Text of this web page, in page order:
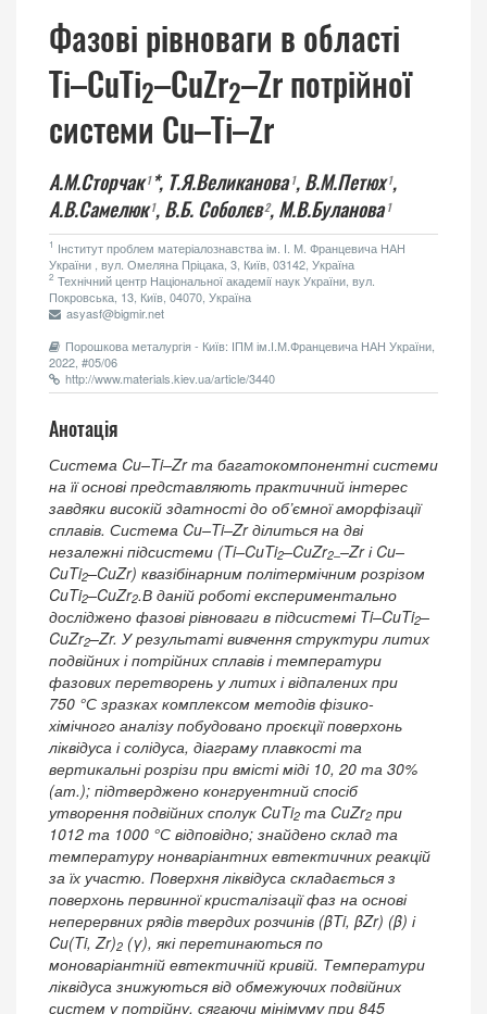
Фазові рівноваги в області
Tі–CuTi2–CuZr2–Zr потрійної
системи Cu–Ti–Zr
А.М.Сторчак1*, Т.Я.Великанова1, В.М.Петюх1,
А.В.Самелюк1, В.Б. Соболєв2, М.В.Буланова1
1 Інститут проблем матеріалознавства ім. І. М. Францевича НАН
України , вул. Омеляна Пріцака, 3, Київ, 03142, Україна
2 Технічний центр Національної академії наук України, вул.
Покровська, 13, Київ, 04070, Україна
asyasf@bigmir.net
Порошкова металургія - Київ: ІПМ ім.І.М.Францевича НАН України,
2022, #05/06
http://www.materials.kiev.ua/article/3440
Анотація
Система Cu–Ti–Zr та багатокомпонентні системи
на її основі представляють практичний інтерес
завдяки високій здатності до об’ємної аморфізації
сплавів. Система Cu–Ti–Zr ділиться на дві
незалежні підсистеми (Ti–CuTi2–CuZr2––Zr і Cu–
CuTi2–CuZr) квазібінарним політермічним розрізом
CuTi2–CuZr2.В даній роботі експериментально
досліджено фазові рівноваги в підсистемі Ti–CuTi2–
CuZr2–Zr. У результаті вивчення структури литих
подвійних і потрійних сплавів і температури
фазових перетворень у литих і відпалених при
750 °С зразках комплексом методів фізико-
хімічного аналізу побудовано проєкції поверхонь
ліквідуса і солідуса, діаграму плавкості та
вертикальні розрізи при вмісті міді 10, 20 та 30%
(ат.); підтверджено конгруентний спосіб
утворення подвійних сполук CuTi2 та CuZr2 при
1012 та 1000 °С відповідно; знайдено склад та
температуру нонваріантних евтектичних реакцій
за їх участю. Поверхня ліквідуса складається з
поверхонь первинної кристалізації фаз на основі
неперервних рядів твердих розчинів (βTi, βZr) (β) і
Cu(Ti, Zr)2 (γ), які перетинаються по
моноваріантній евтектичній кривій. Температури
ліквідуса знижуються від обмежуючих подвійних
систем у потрійну, сягаючи мінімуму при 845